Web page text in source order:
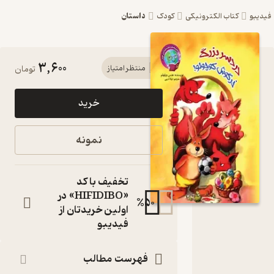
کتاب الکترونیکی کودک داستان
کتاب
دردسر
بزرگ
کوچولو
اثر هنس
ویلهلم
نشر
علم
منتظر امتیاز 3,600 تومان
خرید
نمونه
%50
تخفیف با کد
«HIFIDIBO» در
اولین خریدتان از
فیدیبو
فهرست مطالب